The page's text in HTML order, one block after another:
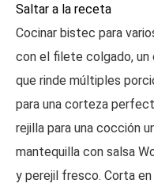
Saltar a la receta
Cocinar bistec para
con el filete colgado,
que rinde múltiples
para una corteza
rejilla para una cocción
mantequilla con salsa
y perejil fresco. Corta